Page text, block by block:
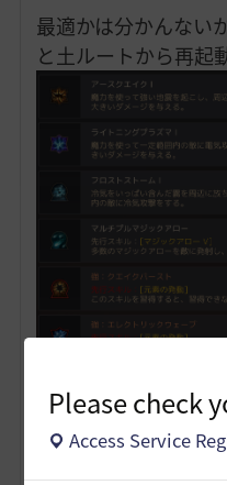
Please check
Access Service
最適かは分かんない
と土ルートから再起
〇実践ス
騙すようになって